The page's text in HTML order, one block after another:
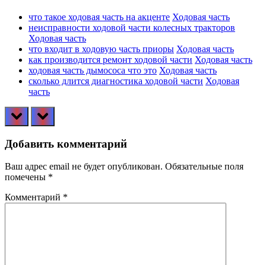
что такое ходовая часть на акценте Ходовая часть
неисправности ходовой части колесных тракторов
Ходовая часть
что входит в ходовую часть приоры Ходовая часть
как производится ремонт ходовой части Ходовая часть
ходовая часть дымососа что это Ходовая часть
сколько длится диагностика ходовой части Ходовая
часть
prev next
Добавить комментарий
Ваш адрес email не будет опубликован. Обязательные поля
помечены *
Комментарий *